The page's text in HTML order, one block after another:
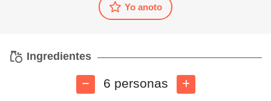
Yo anoto
Ingredientes
6 personas